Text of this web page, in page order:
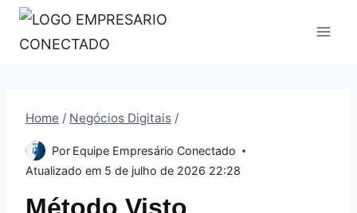
Pular
para
Home / Negócios Digitais /
Por Equipe Empresário Conectado
Atualizado em 5 de julho de 2026 22:28
Método Visto